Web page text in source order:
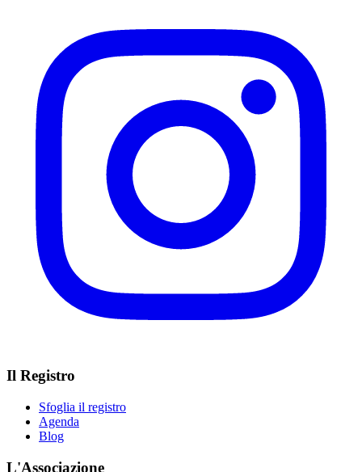
Il Registro
Sfoglia il registro
Agenda
Blog
L'Associazione